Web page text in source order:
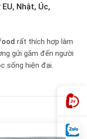
EU, Nhật, Úc,
rất thích hợp làm
gửi gắm đến người
sống hiện đại.